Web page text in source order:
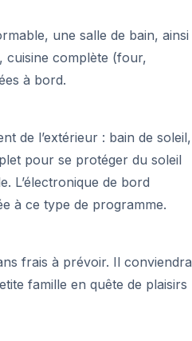
une salle de bain, ainsi
cuisine complète (four,
à bord.
de l’extérieur : bain de soleil,
pour se protéger du soleil
L’électronique de bord
à ce type de programme.
frais à prévoir. Il conviendra
famille en quête de plaisirs